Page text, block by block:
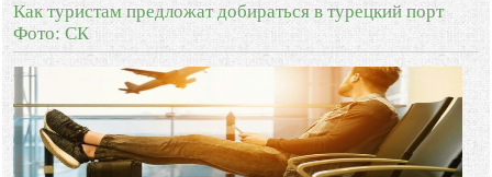
Как туристам предложат добираться в турецкий порт
Фото: СК